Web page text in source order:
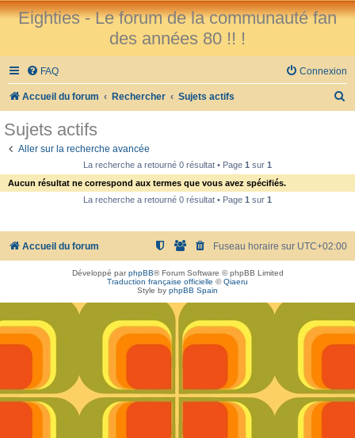
Eighties - Le forum de la communauté fan
des années 80 !! !
FAQ Connexion
Accueil du forum Rechercher Sujets actifs
e
Sujets actifs
Aller sur la recherche avancée
La recherche a retourné 0 résultat • Page 1 sur 1
Aucun résultat ne correspond aux termes que vous avez spécifiés.
La recherche a retourné 0 résultat • Page 1 sur 1
Accueil du forum Fuseau horaire sur UTC+02:00
Développé parphpBB® Forum Software © phpBB Limited
Traduction française officielle ©Qiaeru
Style by phpBB Spain